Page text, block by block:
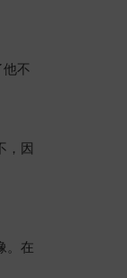
不
，因
。在